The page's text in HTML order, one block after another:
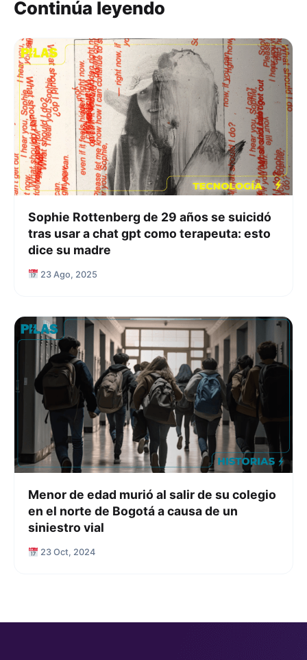
Continúa leyendo
Sophie Rottenberg de 29 años se suicidó
tras usar a chat gpt como terapeuta: esto
dice su madre
23 Ago, 2025
Menor de edad murió al salir de su colegio
en el norte de Bogotá a causa de un
siniestro vial
23 Oct, 2024